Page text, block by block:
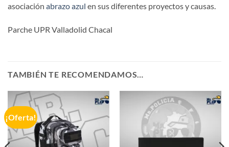
asociación abrazo azul en sus diferentes proyectos y causas.
Parche UPR Valladolid Chacal
TAMBIÉN TE RECOMENDAMOS…
¡Oferta!